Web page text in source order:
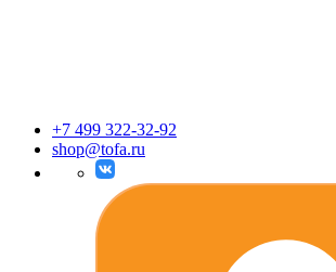
+7 499 322-32-92
shop@tofa.ru